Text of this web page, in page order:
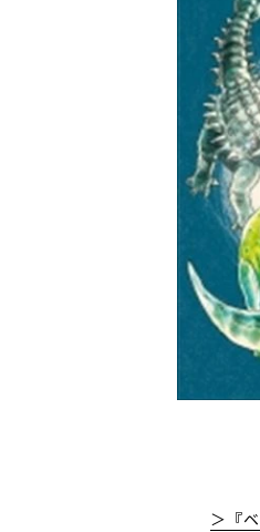
＞『